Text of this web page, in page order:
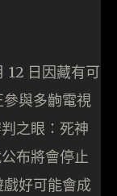
12 日因藏有可
與多齣電視
之眼：死神
布將會停止
好可能會成